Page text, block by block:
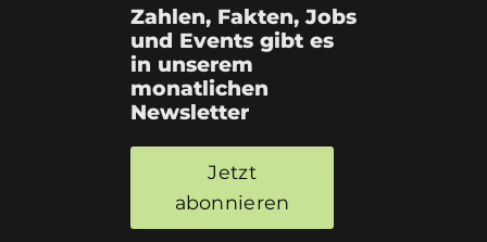
Zahlen, Fakten, Jobs
und Events gibt es
in unserem
monatlichen
Newsletter
Jetzt
abonnieren